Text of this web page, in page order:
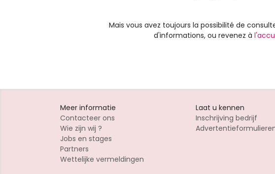
Mais vous avez toujours la possibilité de
d'informations, ou revenez à
Meer informatie
Contacteer ons
Wie zijn wij ?
Jobs en stages
Partners
Wettelijke vermeldingen
Laat u kennen
Inschrijving bedrijf